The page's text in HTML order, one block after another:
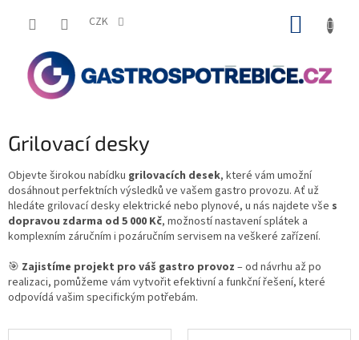
CZK
Grilovací desky
Objevte širokou nabídku grilovacích desek, které vám umožní
dosáhnout perfektních výsledků ve vašem gastro provozu. Ať už
hledáte grilovací deskyelektrické nebo plynové, u nás najdete vše s
dopravou zdarma od 5 000 Kč, možností nastavení splátek a
komplexním záručním i pozáručním servisem na veškeré zařízení.
🎯 Zajistíme projekt pro váš gastro provoz – od návrhu až po
realizaci, pomůžeme vám vytvořit efektivní a funkční řešení, které
odpovídá vašim specifickým potřebám.